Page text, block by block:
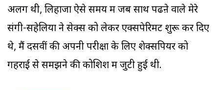
अलग थी, लिहाजा ऐसे समय में जब साथ पढऩे वाले मेरे
संगी-सहेलियों ने सेक्स को लेकर एक्सपेरिमेंट शुरू कर दिए
थे, मैं दसवीं की अपनी परीक्षा के लिए शेक्सपियर को
गहराई से समझने की कोशिश में जुटी हुई थी.